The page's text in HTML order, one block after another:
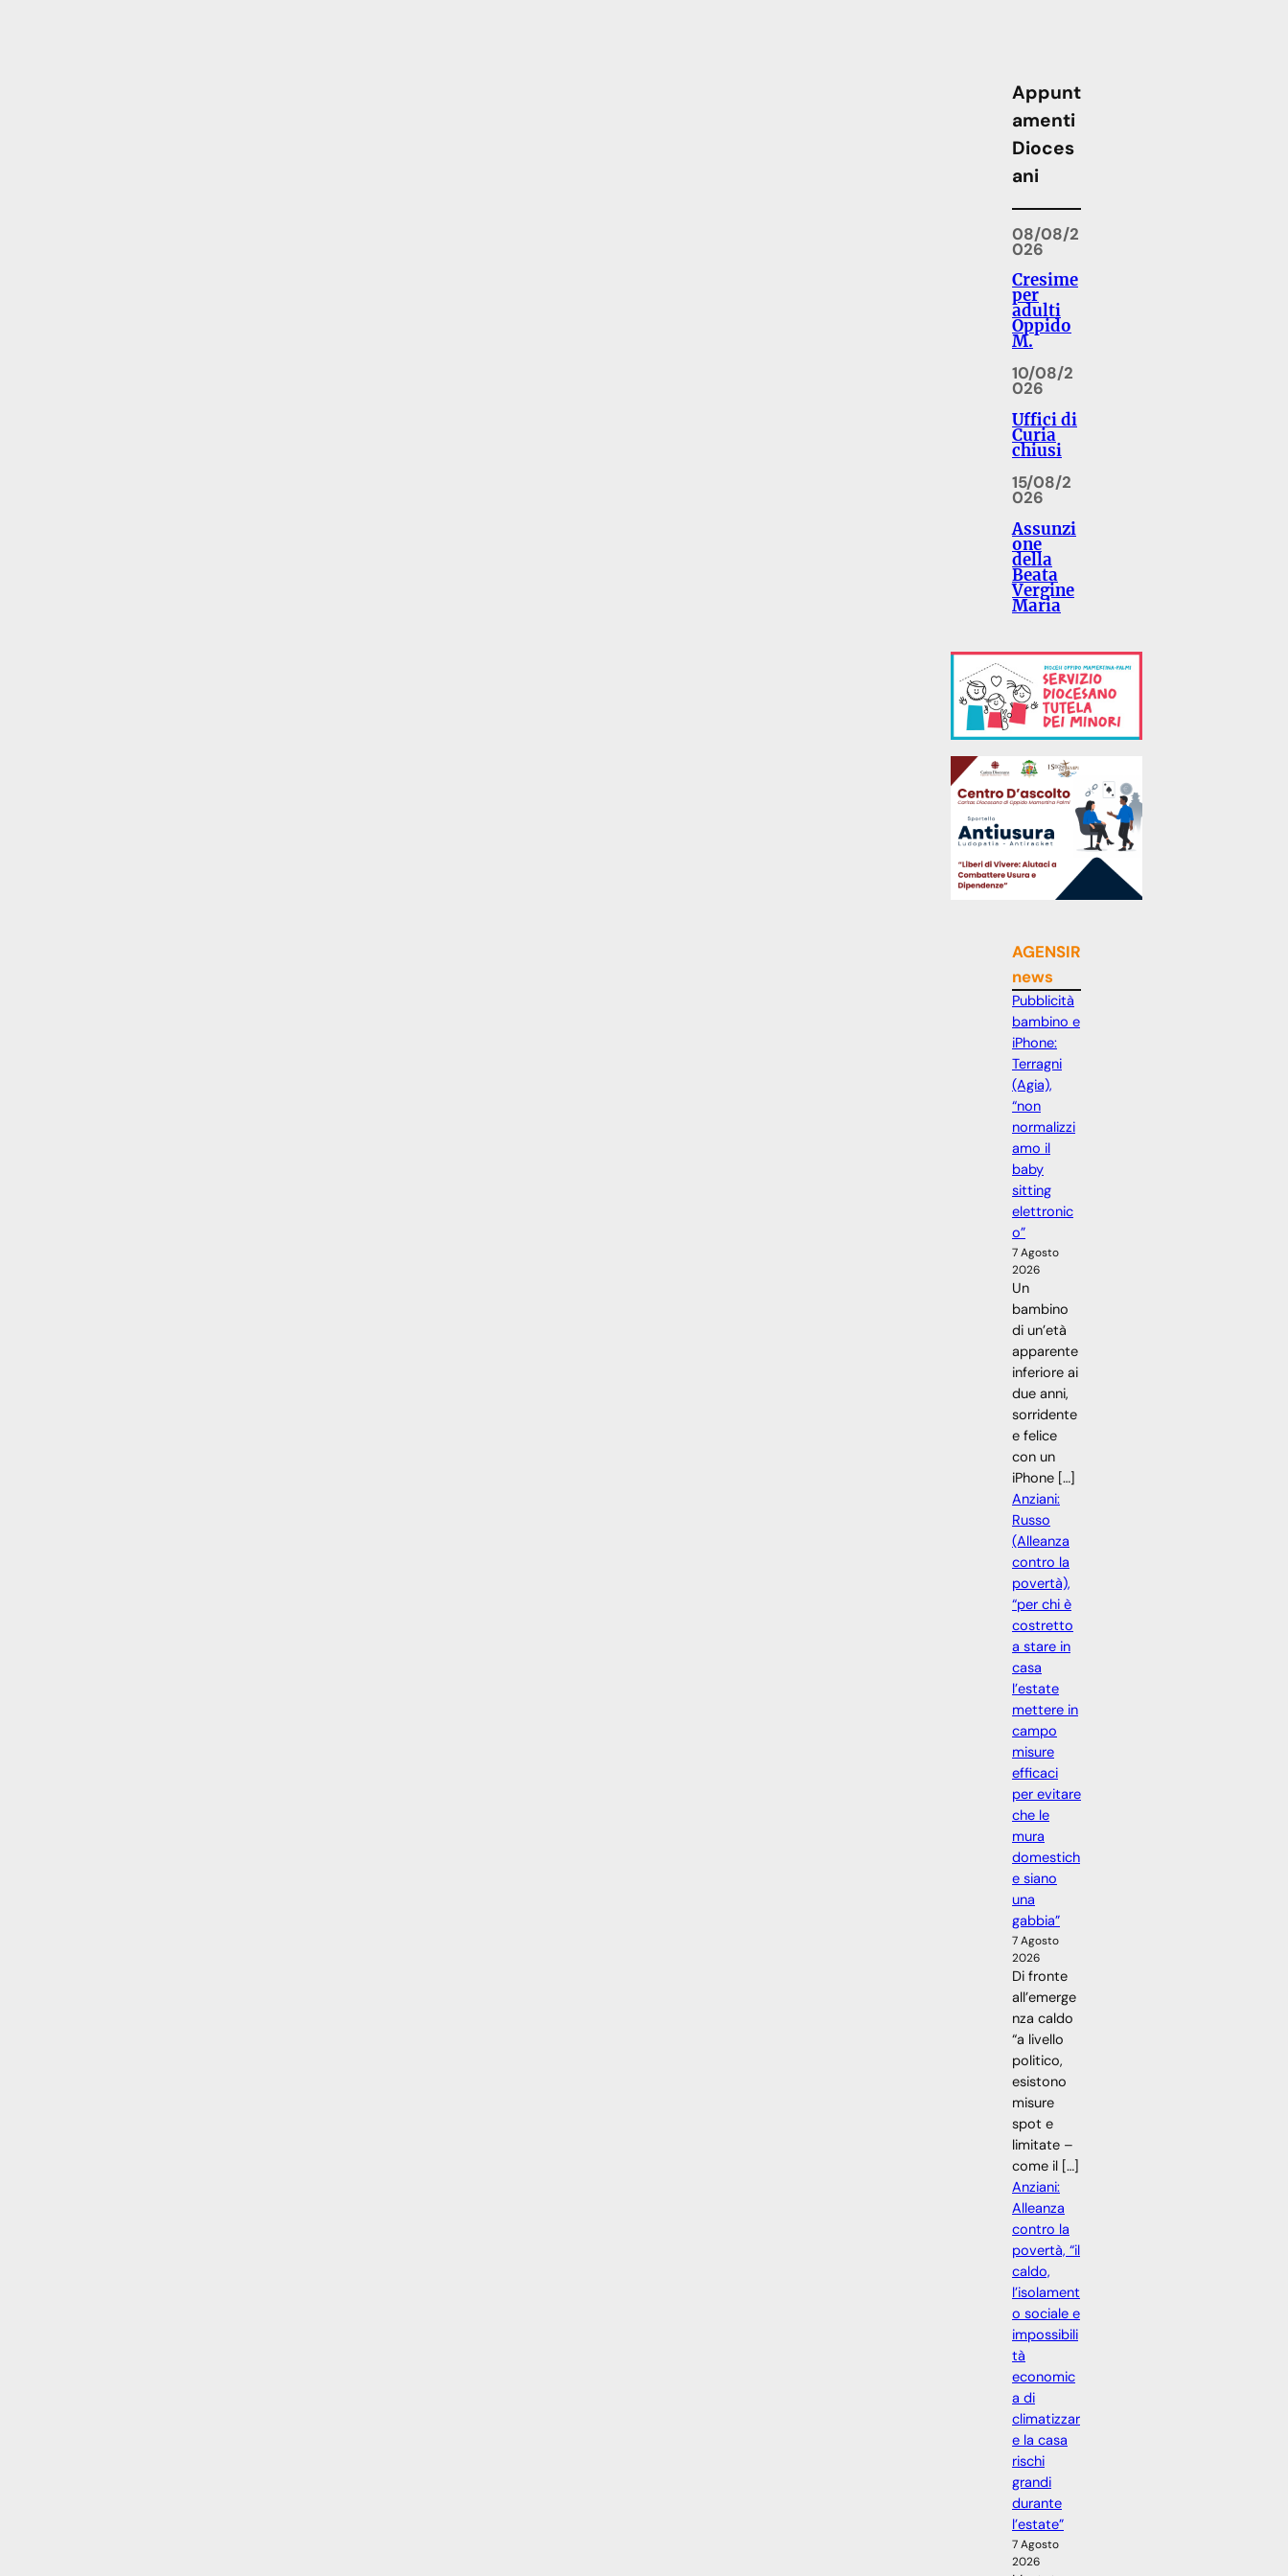
Appunt
amenti
Dioces
ani
08/08/2
026
Cresime
per
adulti
Oppido
M.
10/08/2
026
Uffici di
Curia
chiusi
15/08/2
026
Assunzi
one
della
Beata
Vergine
Maria
AGENSIR
news
Pubblicità
bambino e
iPhone:
Terragni
(Agia),
“non
normalizzi
amo il
baby
sitting
elettronic
o”
7 Agosto
2026
Un
bambino
di un’età
apparente
inferiore ai
due anni,
sorridente
e felice
con un
iPhone […]
Anziani:
Russo
(Alleanza
contro la
povertà),
“per chi è
costretto
a stare in
casa
l’estate
mettere in
campo
misure
efficaci
per evitare
che le
mura
domestich
e siano
una
gabbia”
7 Agosto
2026
Di fronte
all’emerge
nza caldo
“a livello
politico,
esistono
misure
spot e
limitate –
come il […]
Anziani:
Alleanza
contro la
povertà, “il
caldo,
l’isolament
o sociale e
impossibili
tà
economic
a di
climatizzar
e la casa
rischi
grandi
durante
l’estate”
7 Agosto
2026